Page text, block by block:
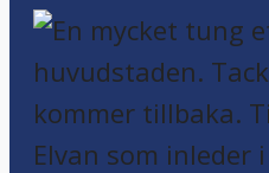
Elvan som inleder